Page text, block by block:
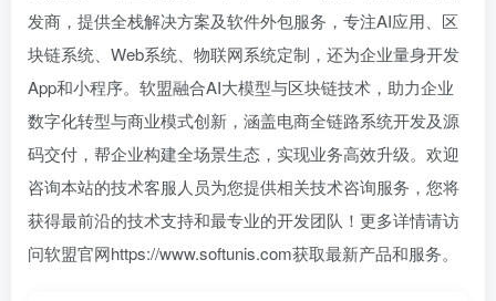
发商，提供全栈解决方案及软件外包服务，专注AI应用、区
块链系统、Web系统、物联网系统定制，还为企业量身开发
App和小程序。软盟融合AI大模型与区块链技术，助力企业
数字化转型与商业模式创新，涵盖电商全链路系统开发及源
码交付，帮企业构建全场景生态，实现业务高效升级。欢迎
咨询本站的技术客服人员为您提供相关技术咨询服务，您将
获得最前沿的技术支持和最专业的开发团队！更多详情请访
问软盟官网https://www.softunis.com获取最新产品和服务。